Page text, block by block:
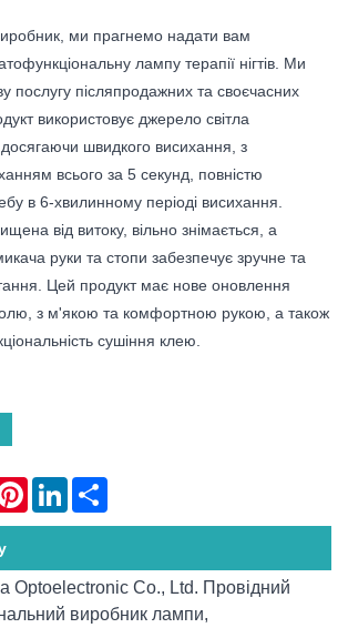
ми прагнемо надати вам
лампу терапії нігтів. Ми
послугу післяпродажних та своєчасних
використовує джерело світла
швидкого висихання, з
всього за 5 секунд, повністю
в 6-хвилинному періоді висихання.
від витоку, вільно знімається, а
руки та стопи забезпечує зручне та
Цей продукт має нове оновлення
з м'якою та комфортною рукою, а також
сушіння клею.
PinterestLinkedIn
Optoelectronic Co., Ltd. Провідний
виробник лампи,